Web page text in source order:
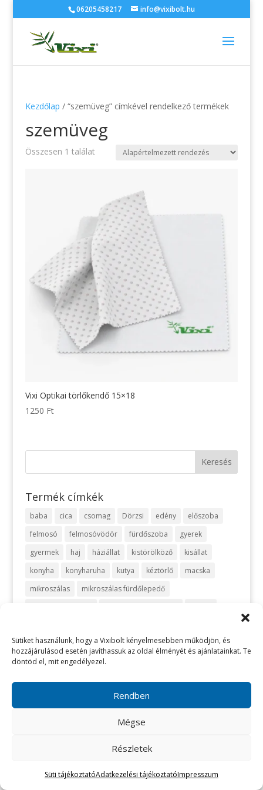
Sütiket használunk, hogy a Vixibolt kényelmesebben működjön, és
hozzájárulásod esetén javíthassuk az oldal élményét és ajánlatainkat. Te
döntöd el, mit engedélyezel.
Rendben
Mégse
Részletek
Süti tájékoztatóAdatkezelési tájékoztatóImpresszum
06205458217 info@vixibolt.hu
Kezdőlap / “szemüveg” címkével rendelkező termékek
szemüveg
Összesen 1 találat
Vixi Optikai törlőkendő 15×18
1250 Ft
Termék címkék
baba cica csomag Dörzsi edény
előszoba
felmosó
felmosóvödör fürdőszoba
gyerek
gyermek
haj háziállat kistörölköző
kisállat
konyha
konyharuha kutya kéztörlő
macska
mikroszálas
mikroszálas fürdőlepedő
szőnyeg
takarítás takarítószett takaró
telefon
turbán
törlőkendő
vegyszermentes takarítás
vixi vödör zafir zöld